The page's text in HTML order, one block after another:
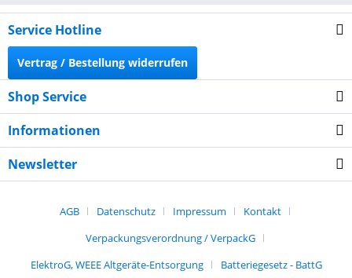
Service Hotline
Vertrag / Bestellung widerrufen
Shop Service
Informationen
Newsletter
AGB Datenschutz Impressum
Kontakt
Verpackungsverordnung / VerpackG
ElektroG, WEEE Altgeräte-Entsorgung
Batteriegesetz - BattG